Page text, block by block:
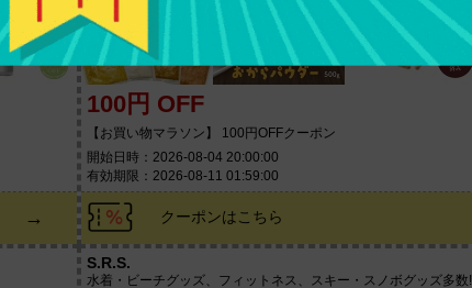
→
100円 OFF
【お買い物マラソン】 100円OFFクーポン
開始日時：2026-08-04 20:00:00
有効期限：2026-08-11 01:59:00
クーポンはこちら
S.R.S.
水着・ビーチグッズ、フィットネス、スキー・スノボグッズ多数!